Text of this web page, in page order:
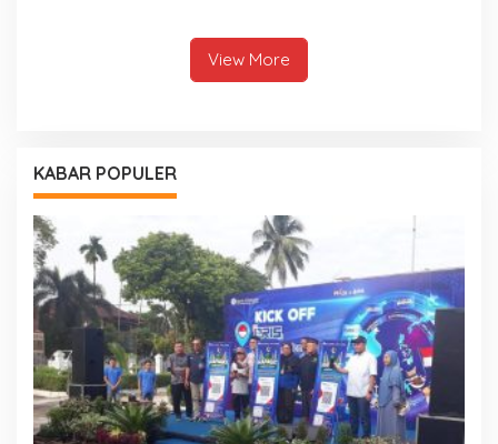
View More
KABAR POPULER